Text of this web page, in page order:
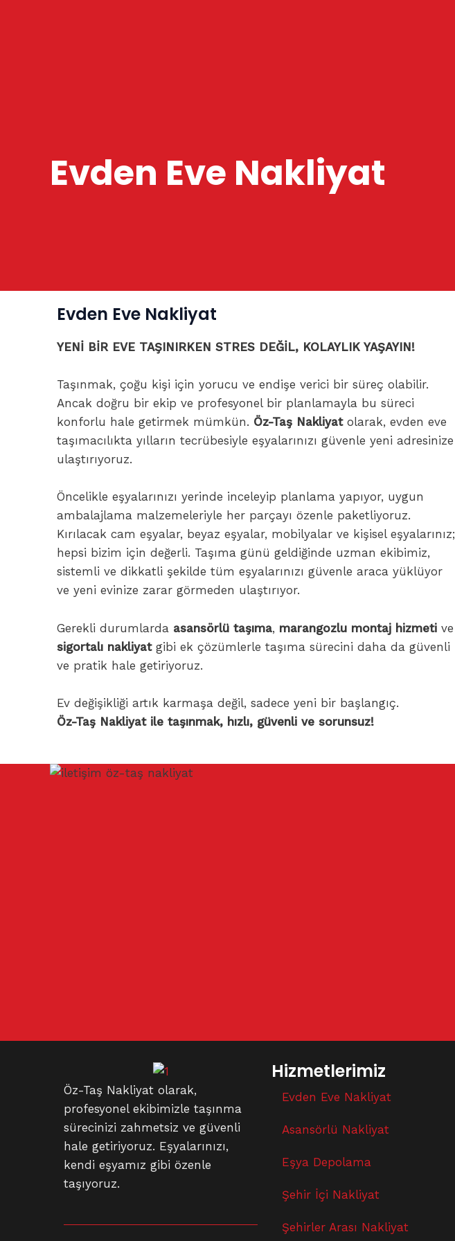
Evden Eve Nakliyat
Evden Eve Nakliyat
YENİ BİR EVE TAŞINIRKEN STRES DEĞİL, KOLAYLIK YAŞAYIN!
Taşınmak, çoğu kişi için yorucu ve endişe verici bir süreç olabilir.
Ancak doğru bir ekip ve profesyonel bir planlamayla bu süreci
konforlu hale getirmek mümkün. Öz-Taş Nakliyatolarak, evden eve
taşımacılıkta yılların tecrübesiyle eşyalarınızı güvenle yeni adresinize
ulaştırıyoruz.
Öncelikle eşyalarınızı yerinde inceleyip planlama yapıyor, uygun
ambalajlama malzemeleriyle her parçayı özenle paketliyoruz.
Kırılacak cam eşyalar, beyaz eşyalar, mobilyalar ve kişisel eşyalarınız;
hepsi bizim için değerli. Taşıma günü geldiğinde uzman ekibimiz,
sistemli ve dikkatli şekilde tüm eşyalarınızı güvenle araca yüklüyor
ve yeni evinize zarar görmeden ulaştırıyor.
Gerekli durumlarda asansörlü taşıma, marangozlu montaj hizmeti ve
sigortalı nakliyatgibi ek çözümlerle taşıma sürecini daha da güvenli
ve pratik hale getiriyoruz.
Ev değişikliği artık karmaşa değil, sadece yeni bir başlangıç.
Öz-Taş Nakliyat ile taşınmak, hızlı, güvenli ve sorunsuz!
Öz-Taş Nakliyat olarak,
profesyonel ekibimizle taşınma
sürecinizi zahmetsiz ve güvenli
hale getiriyoruz. Eşyalarınızı,
kendi eşyamız gibi özenle
taşıyoruz.
Hizmetlerimiz
Evden Eve Nakliyat
Asansörlü Nakliyat
Eşya Depolama
Şehir İçi Nakliyat
Şehirler Arası Nakliyat